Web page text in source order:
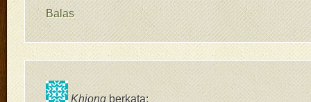
Balas
Khiong berkata: